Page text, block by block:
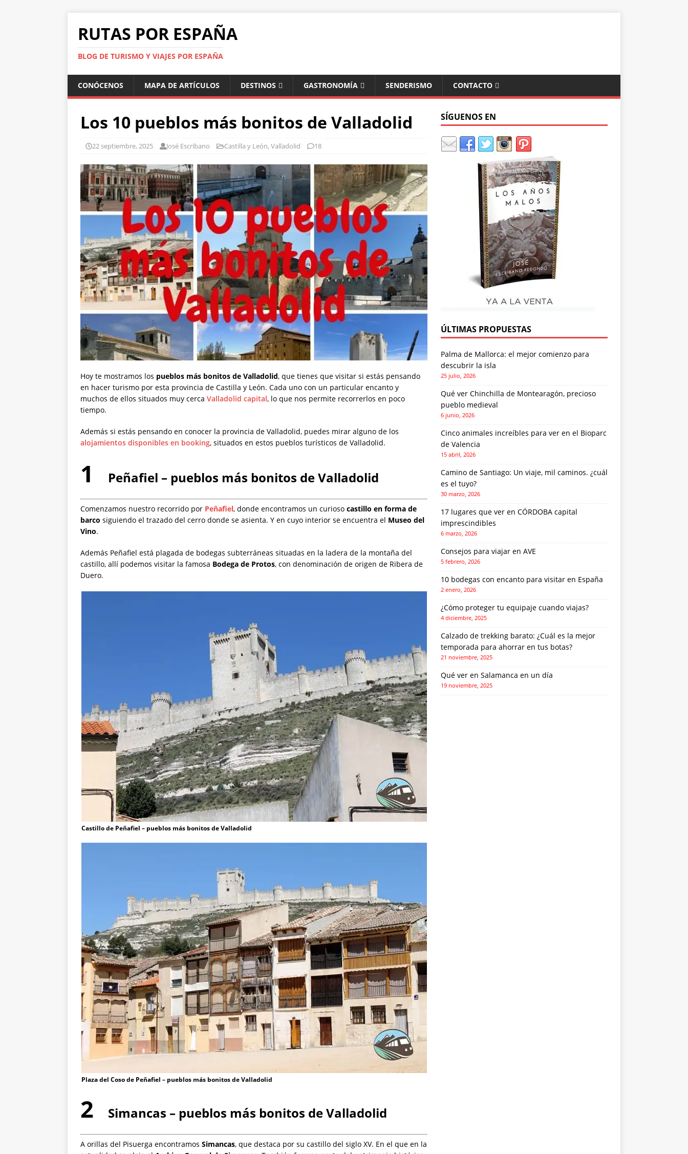
RUTAS POR ESPAÑA
BLOG DE TURISMO Y VIAJES POR ESPAÑA
CONÓCENOS MAPA DE ARTÍCULOS DESTINOS GASTRONOMÍA SENDERISMO CONTACTO
Los 10 pueblos más bonitos de Valladolid
22 septiembre, 2025 José Escribano Castilla y León, Valladolid 18
Hoy te mostramos los pueblos más bonitos de Valladolid, que tienes que visitar si estás pensando
en hacer turismo por esta provincia de Castilla y León. Cada uno con un particular encanto y
muchos de ellos situados muy cerca Valladolid capital, lo que nos permite recorrerlos en poco
tiempo.
Además si estás pensando en conocer la provincia de Valladolid, puedes mirar alguno de los
alojamientos disponibles en booking, situados en estos pueblos turísticos de Valladolid.
1 Peñafiel – pueblos más bonitos de Valladolid
Comenzamos nuestro recorrido por Peñafiel, donde encontramos un curioso castillo en forma de
barco siguiendo el trazado del cerro donde se asienta. Y en cuyo interior se encuentra el Museo del
Vino.
Además Peñafiel está plagada de bodegas subterráneas situadas en la ladera de la montaña del
castillo, allí podemos visitar la famosa Bodega de Protos, con denominación de origen de Ribera de
Duero.
Castillo de Peñafiel – pueblos más bonitos de Valladolid
Plaza del Coso de Peñafiel – pueblos más bonitos de Valladolid
2 Simancas – pueblos más bonitos de Valladolid
A orillas del Pisuerga encontramos Simancas, que destaca por su castillo del siglo XV. En el que en la
SÍGUENOS EN
ÚLTIMAS PROPUESTAS
Palma de Mallorca: el mejor comienzo para
descubrir la isla
25 julio, 2026
Qué ver Chinchilla de Montearagón, precioso
pueblo medieval
6 junio, 2026
Cinco animales increíbles para ver en el Bioparc
de Valencia
15 abril, 2026
Camino de Santiago: Un viaje, mil caminos. ¿cuál
es el tuyo?
30 marzo, 2026
17 lugares que ver en CÓRDOBA capital
imprescindibles
6 marzo, 2026
Consejos para viajar en AVE
5 febrero, 2026
10 bodegas con encanto para visitar en España
2 enero, 2026
¿Cómo proteger tu equipaje cuando viajas?
4 diciembre, 2025
Calzado de trekking barato: ¿Cuál es la mejor
temporada para ahorrar en tus botas?
21 noviembre, 2025
Qué ver en Salamanca en un día
19 noviembre, 2025